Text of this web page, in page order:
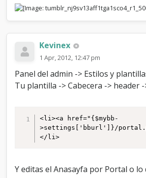
Kevinex
1 Apr, 2012, 12:47 pm
Panel del admin -> Estilos y
Tu plantilla -> Cabecera -> header -
<li><a href="{$mybb-
>settings['bburl']}/
</li>
Y editas el Anasayfa por Portal o lo